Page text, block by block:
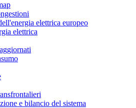
elettrica europeo
elettrica
e bilancio del sistema